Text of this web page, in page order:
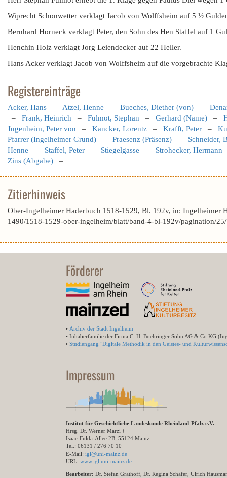
Wiprecht Schonwetter verklagt Jacob von Wolffsheim auf 5 ½
Bernhard Horneck verklagt Peter, den Sohn des Hen Staffel auf 1
Henchin Holz verklagt Jorg Leiendecker auf 22 Heller.
Hans Acker verklagt Jacob von Wolffsheim auf die vorgebrachte
Registereinträge
Acker, Hans – Atzel, Henne – Bueches, Diether (von) –
– Frank, Heinrich – Fulmot, Stephan – Gerhard (Name) –
Jugenheim, Peter von – Kancker, Lorentz – Krafft, Peter –
Pfarrer (Ingelheimer Grund) – Praesenz (Präsenz) – Schneider,
Henne – Staffel, Peter – Stiegelgasse – Strohecker, Hermann
Zins (Abgabe) –
Zitierhinweis
Ober-Ingelheimer Haderbuch 1518-1529, Bl. 192v, in: Ingelheimer
1490/1518-1529-ober-ingelheim/blatt/band-4-bl-192v/pagination/
Förderer
• Archiv der Stadt Ingelheim
• Inhaberfamilie der Firma C. H. Boehringer Sohn AG & Co.KG
• Studiengang "Digitale Methodik in den Geistes- und
Impressum
Institut für Geschichtliche Landeskunde Rheinland-Pfalz e.V.
Hrsg. Dr. Werner Marzi †
Isaac-Fulda-Allee 2B, 55124 Mainz
Tel.: 06131 / 276 70 10
E-Mail: igl@uni-mainz.de
URL: www.igl.uni-mainz.de
Bearbeiter: Dr. Stefan Grathoff, Dr. Regina Schäfer, Ulrich